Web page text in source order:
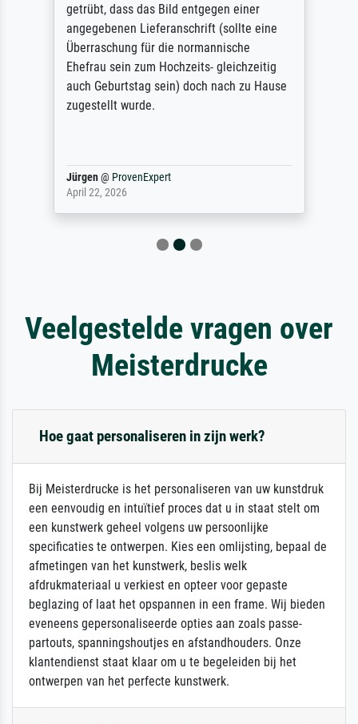
getrübt, dass das Bild entgegen einer
angegebenen Lieferanschrift (sollte eine
Überraschung für die normannische
Ehefrau sein zum Hochzeits- gleichzeitig
auch Geburtstag sein) doch nach zu Hause
zugestellt wurde.
Jürgen@ ProvenExpert
April 22, 2026
Veelgestelde vragen over
Meisterdrucke
Hoe gaat personaliseren in zijn werk?
Bij Meisterdrucke is het personaliseren van uw kunstdruk
een eenvoudig en intuïtief proces dat u in staat stelt om
een kunstwerk geheel volgens uw persoonlijke
specificaties te ontwerpen. Kies een omlijsting, bepaal de
afmetingen van het kunstwerk, beslis welk
afdrukmateriaal u verkiest en opteer voor gepaste
beglazing of laat het opspannen in een frame. Wij bieden
eveneens gepersonaliseerde opties aan zoals passe-
partouts, spanningshoutjes en afstandhouders. Onze
klantendienst staat klaar om u te begeleiden bij het
ontwerpen van het perfecte kunstwerk.